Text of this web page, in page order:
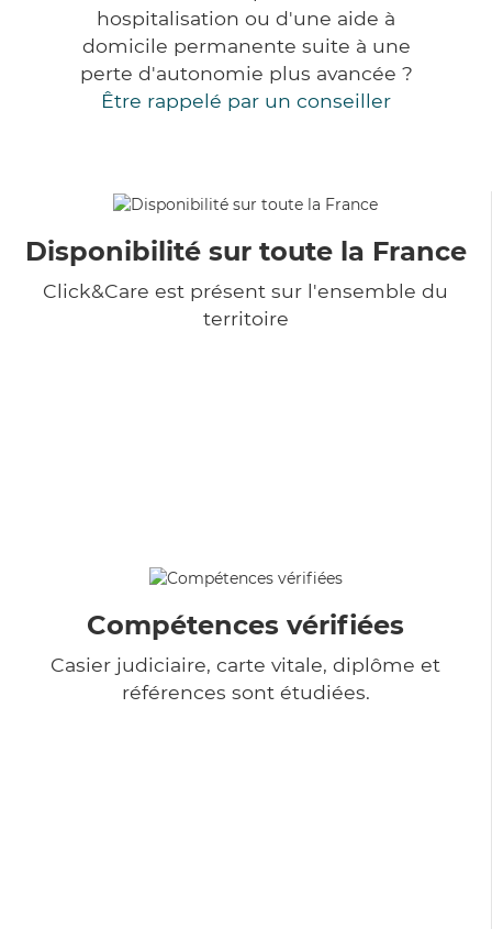
hospitalisation ou d'une aide à
domicile permanente suite à une
perte d'autonomie plus avancée ?
Être rappelé par un conseiller
Disponibilité sur toute la France
Click&Care est présent sur l'ensemble du
territoire
Compétences vérifiées
Casier judiciaire, carte vitale, diplôme et
références sont étudiées.